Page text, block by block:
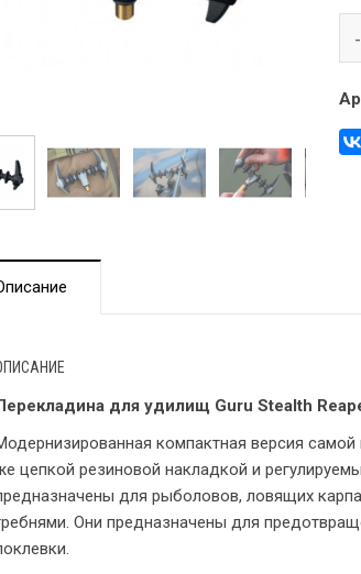
для удилищ Guru Stealth
компактная версия
цепкой резиновой накладкой и
для рыболовов, ловящих
Они предназначены для